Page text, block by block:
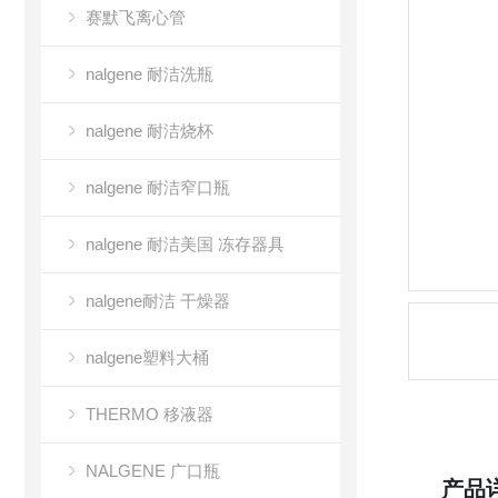
赛默飞离心管
nalgene 耐洁洗瓶
nalgene 耐洁烧杯
nalgene 耐洁窄口瓶
nalgene 耐洁美国 冻存器具
nalgene耐洁 干燥器
nalgene塑料大桶
THERMO 移液器
NALGENE 广口瓶
产品